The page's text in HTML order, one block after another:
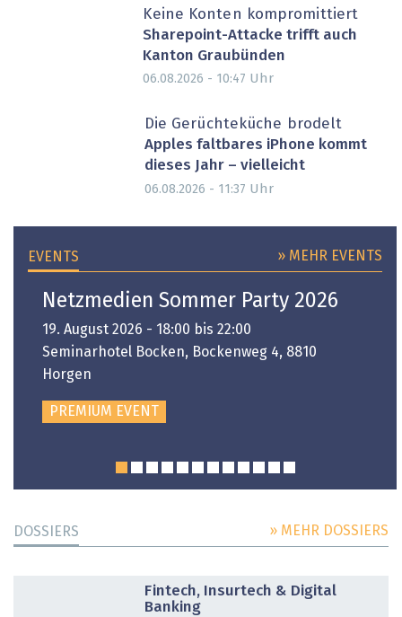
Keine Konten kompromittiert
Sharepoint-Attacke trifft auch
Kanton Graubünden
06.08.2026 - 10:47 Uhr
Die Gerüchteküche brodelt
Apples faltbares iPhone kommt
dieses Jahr – vielleicht
06.08.2026 - 11:37 Uhr
EVENTS » MEHR EVENTS
Netzmedien Sommer Party 2026
19. August 2026 - 18:00 bis 22:00
Seminarhotel Bocken, Bockenweg 4, 8810
Horgen
PREMIUM EVENT
DOSSIERS » MEHR DOSSIERS
Fintech, Insurtech & Digital
Banking